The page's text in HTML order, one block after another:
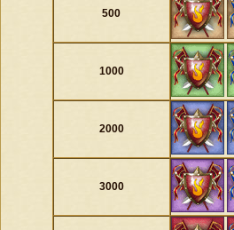
500
1000
2000
3000